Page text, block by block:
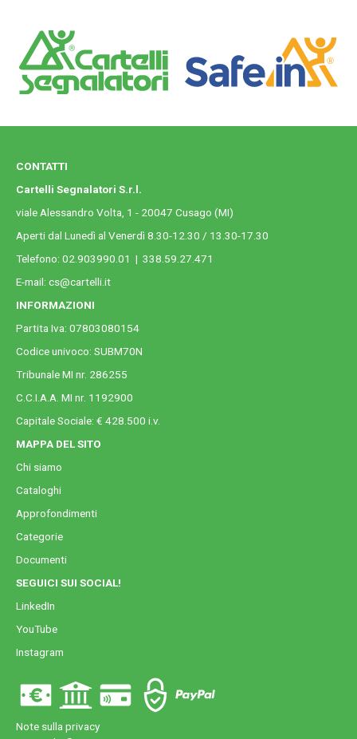
CONTATTI
Cartelli Segnalatori S.r.l.
viale Alessandro Volta, 1 - 20047 Cusago (MI)
Aperti dal Lunedì al Venerdì 8.30-12.30 / 13.30-17.30
Telefono: 02.903990.01 | 338.59.27.471
E-mail: cs@cartelli.it
INFORMAZIONI
Partita Iva: 07803080154
Codice univoco: SUBM70N
Tribunale MI nr. 286255
C.C.I.A.A. MI nr. 1192900
Capitale Sociale: € 428.500 i.v.
MAPPA DEL SITO
Chi siamo
Cataloghi
Approfondimenti
Categorie
Documenti
SEGUICI SUI SOCIAL!
LinkedIn
YouTube
Instagram
Note sulla privacy